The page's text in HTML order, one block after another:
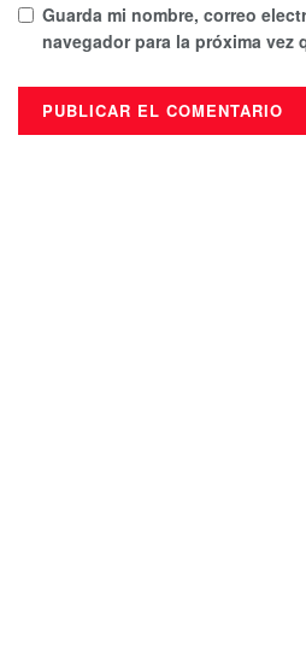
Guarda mi nombre, correo
navegador para la próxima vez